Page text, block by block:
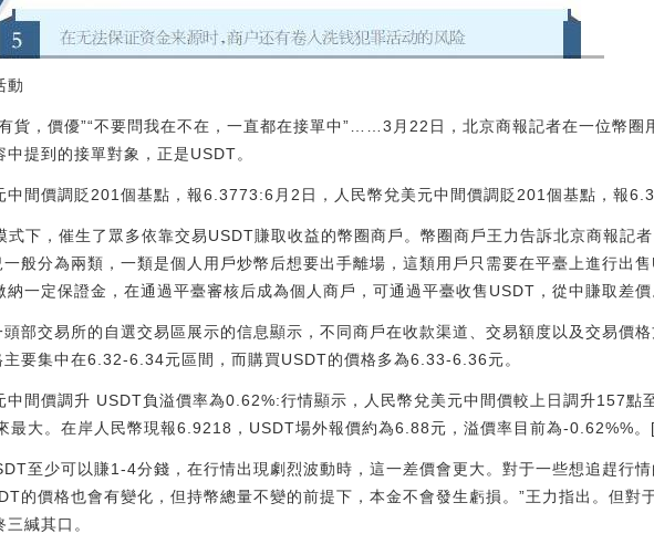
動
貨，價優”“不要問我在不在，一直都在接單中”……3月22日，北京商報記者在一位幣圈
中提到的接單對象，正是USDT。
中間價調貶201個基點，報6.3773:6月2日，人民幣兌美元中間價調貶201個基點，報
式下，催生了眾多依靠交易USDT賺取收益的幣圈商戶。幣圈商戶王力告訴北京商報記
般分為兩類，一類是個人用戶炒幣后想要出手離場，這類用戶只需要在平臺上進行出
納一定保證金，在通過平臺審核后成為個人商戶，可通過平臺收售USDT，從中賺取差價
部交易所的自選交易區展示的信息顯示，不同商戶在收款渠道、交易額度以及交易價
主要集中在6.32-6.34元區間，而購買USDT的價格多為6.33-6.36元。
中間價調升 USDT負溢價率為0.62%:行情顯示，人民幣兌美元中間價較上日調升157
最大。在岸人民幣現報6.9218，USDT場外報價約為6.88元，溢價率目前為-0.62%%
至少可以賺1-4分錢，在行情出現劇烈波動時，這一差價會更大。對于一些想追趕行
的價格也會有變化，但持幣總量不變的前提下，本金不會發生虧損。”王力指出。但對
緘其口。